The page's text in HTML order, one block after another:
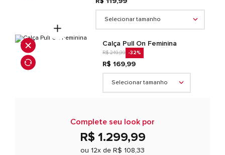
Selecionar tamanho
Selecionar tamanho
Calça Pull On Feminina
R$ 249,99 -32%
R$ 169,99
Complete seu look por
R$ 1.299,99
ou 12x de R$ 108,33